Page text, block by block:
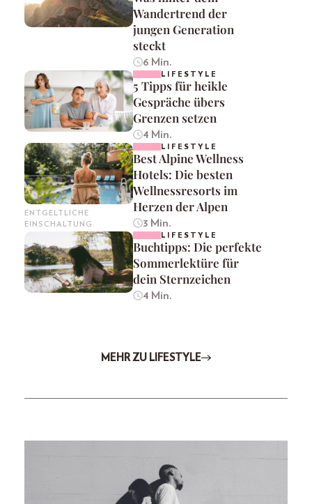
Wandertrend der
jungen Generation
steckt
6 Min.
LIFESTYLE
5 Tipps für heikle
Gespräche übers
Grenzen setzen
4 Min.
ENTGELTLICHE
EINSCHALTUNG
LIFESTYLE
Best Alpine Wellness
Hotels: Die besten
Wellnessresorts im
Herzen der Alpen
3 Min.
LIFESTYLE
Buchtipps: Die perfekte
Sommerlektüre für
dein Sternzeichen
4 Min.
MEHR ZU LIFESTYLE